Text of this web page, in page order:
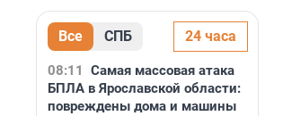
Все СПБ 24 часа
08:11
Самая массовая атака
БПЛА в Ярославской области:
повреждены дома и машины